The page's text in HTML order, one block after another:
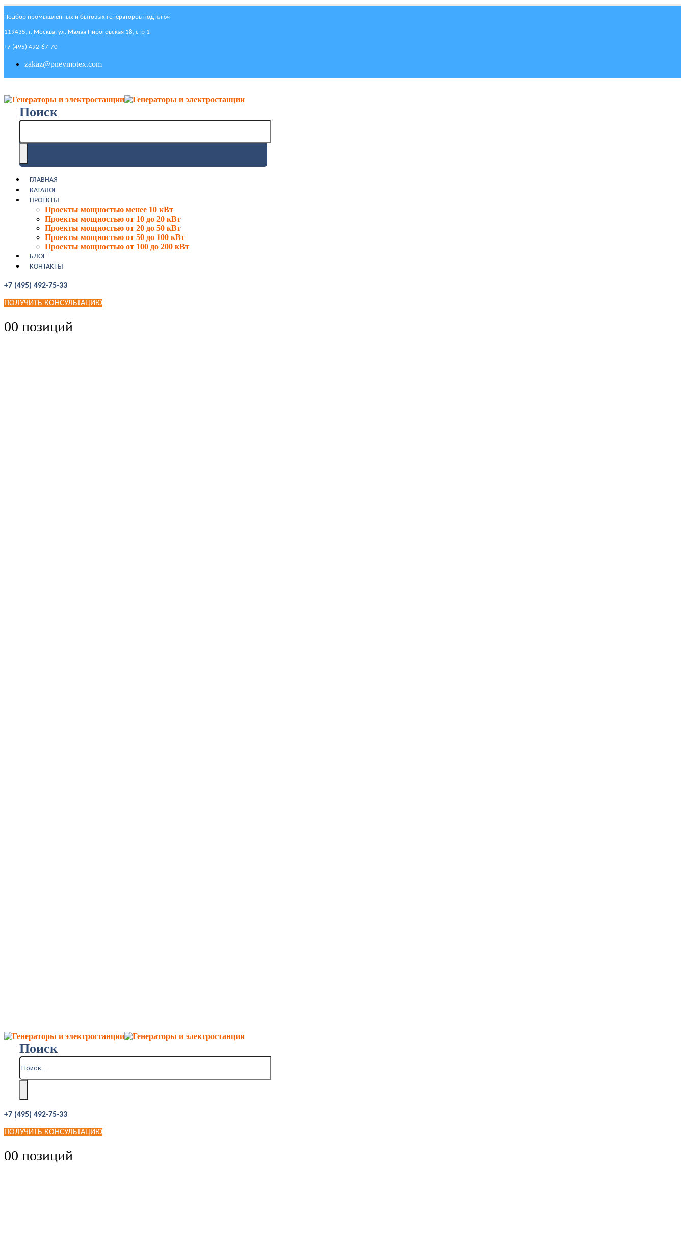
Подбор промышленных и бытовых генераторов под ключ
119435, г. Москва, ул. Малая Пироговская 18, стр 1
+7 (495) 492-67-70
zakaz@pnevmotex.com
Поиск
ГЛАВНАЯ
КАТАЛОГ
ПРОЕКТЫ
Проекты мощностью менее 10 кВт
Проекты мощностью от 10 до 20 кВт
Проекты мощностью от 20 до 50 кВт
Проекты мощностью от 50 до 100 кВт
Проекты мощностью от 100 до 200 кВт
БЛОГ
КОНТАКТЫ
+7 (495) 492-75-33
ПОЛУЧИТЬ КОНСУЛЬТАЦИЮ
00 позиций
Поиск
+7 (495) 492-75-33
ПОЛУЧИТЬ КОНСУЛЬТАЦИЮ
00 позиций